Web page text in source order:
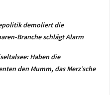
demoliert die
Branche schlägt Alarm
Haben die
den Mumm, das Merz’sche